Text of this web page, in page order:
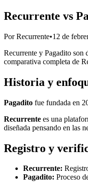
Recurrente vs
PorRecurrente•12 de
Recurrente y Pagadito son
comparativa completa de
Historia y
Pagadito fue fundada en
Recurrente es una
diseñada pensando en las
Registro y
Recurrente:
Pagadito: Proceso